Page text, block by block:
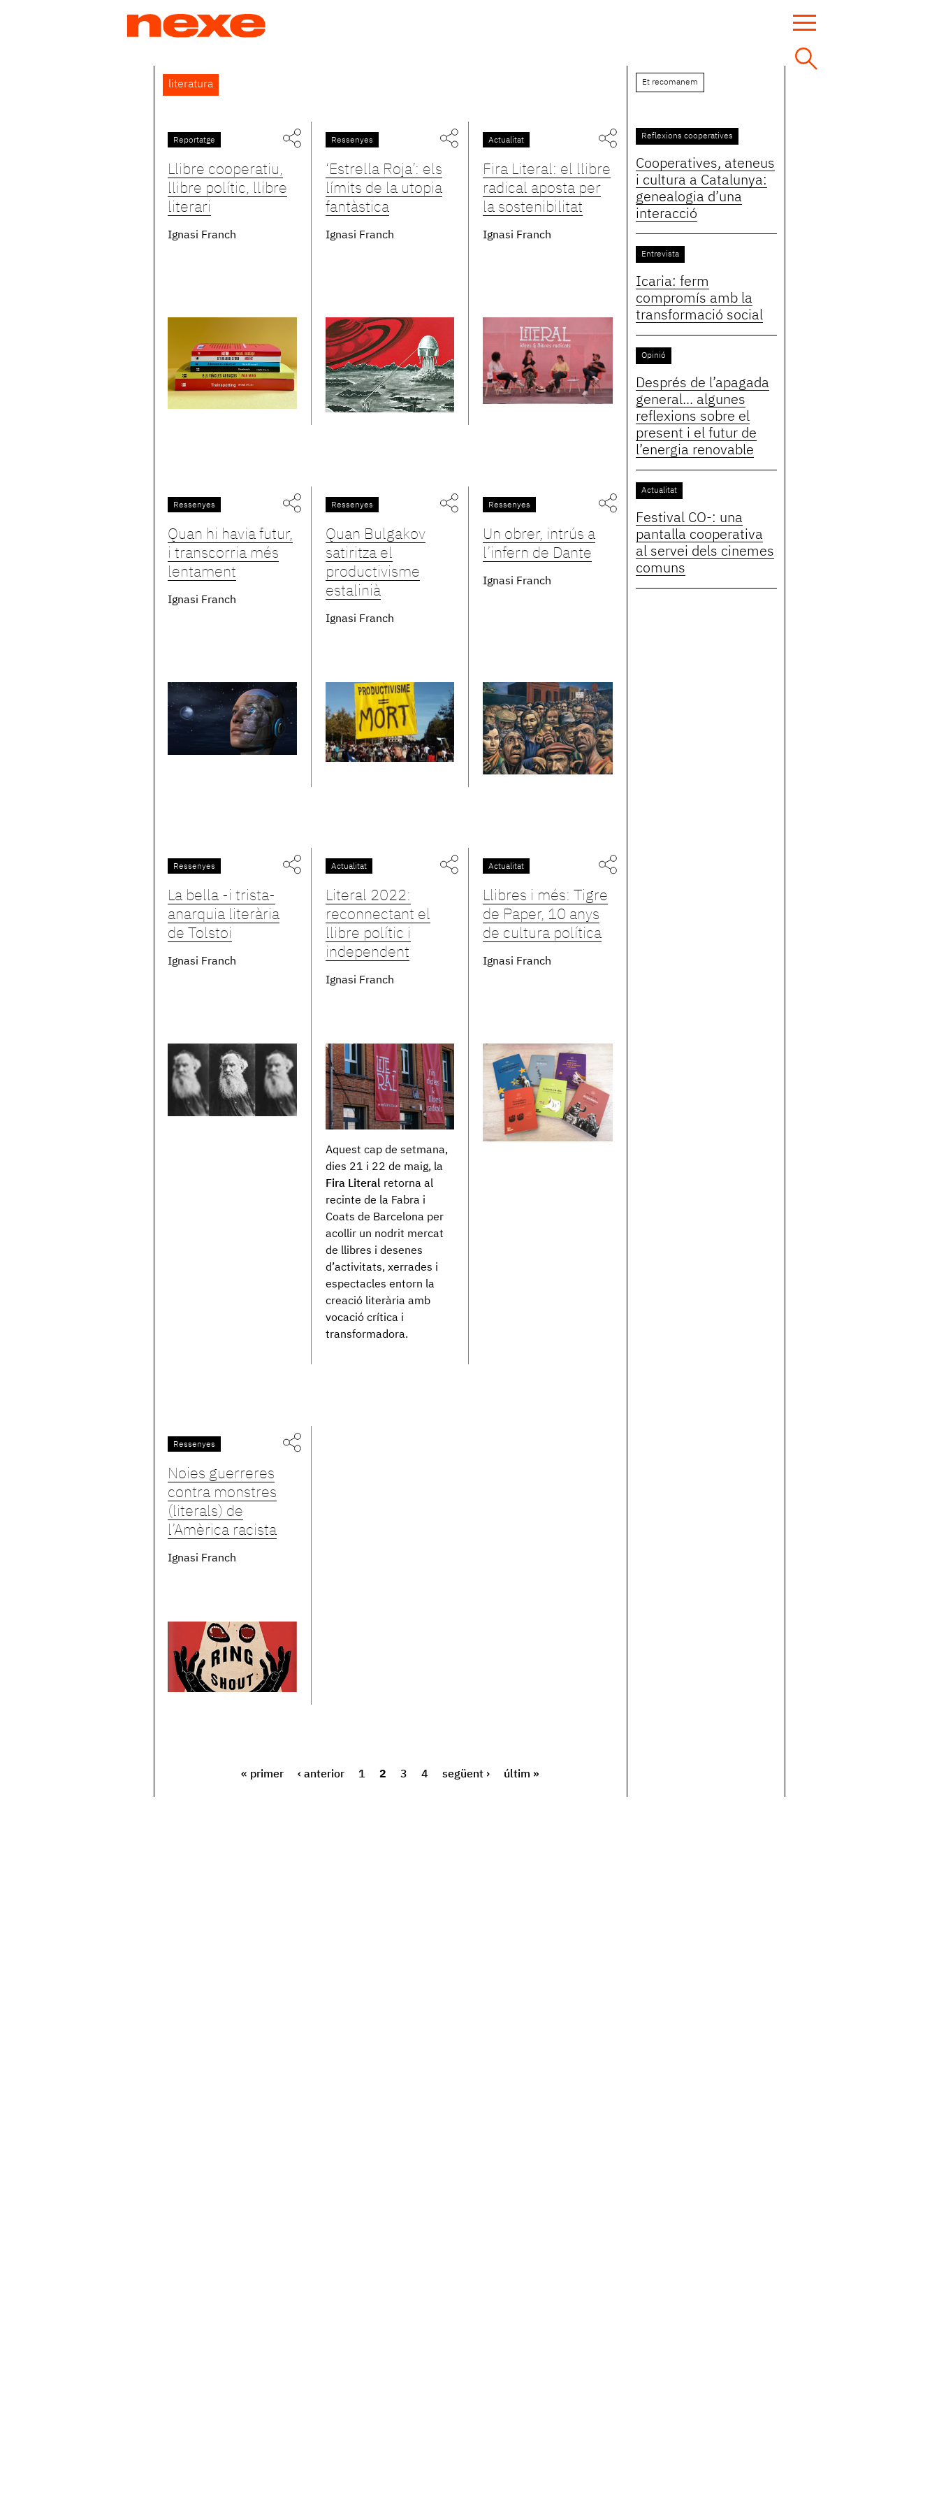
Back
to
literatura
Reportatge
Llibre cooperatiu,
llibre polític, llibre
literari
Ignasi Franch
Ressenyes
‘Estrella Roja’: els
límits de la utopia
fantàstica
Ignasi Franch
Actualitat
Fira Literal: el llibre
radical aposta per
la sostenibilitat
Ignasi Franch
Ressenyes
Quan hi havia futur,
i transcorria més
lentament
Ignasi Franch
Ressenyes
Quan Bulgakov
satiritza el
productivisme
estalinià
Ignasi Franch
Ressenyes
Un obrer, intrús a
l’infern de Dante
Ignasi Franch
Ressenyes
La bella -i trista-
anarquia literària
de Tolstoi
Ignasi Franch
Actualitat
Literal 2022:
reconnectant el
llibre polític i
independent
Ignasi Franch
Aquest cap de setmana,
dies 21 i 22 de maig, la
Fira Literalretorna al
recinte de la Fabra i
Coats de Barcelona per
acollir un nodrit mercat
de llibres i desenes
d’activitats, xerrades i
espectacles entorn la
creació literària amb
vocació crítica i
transformadora.
Actualitat
Llibres i més: Tigre
de Paper, 10 anys
de cultura política
Ignasi Franch
Ressenyes
Noies guerreres
contra monstres
(literals) de
l’Amèrica racista
Ignasi Franch
Pàgines
« primer ‹ anterior 1 2 3 4 següent › últim »
Et recomanem
Reflexions cooperatives
Cooperatives, ateneus
i cultura a Catalunya:
genealogia d’una
interacció
Entrevista
Icaria: ferm
compromís amb la
transformació social
Opinió
Després de l’apagada
general... algunes
reflexions sobre el
present i el futur de
l’energia renovable
Actualitat
Festival CO-: una
pantalla cooperativa
al servei dels cinemes
comuns